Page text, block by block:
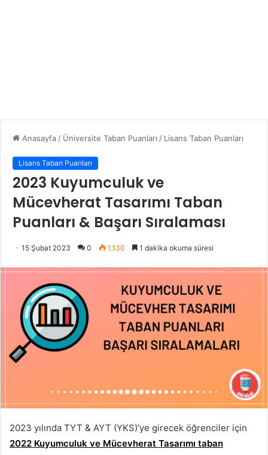
Anasayfa / Üniversite Taban Puanları / Lisans Taban Puanları
Lisans Taban Puanları
2023 Kuyumculuk ve
Mücevherat Tasarımı Taban
Puanları & Başarı Sıralaması
15 Şubat 2023 0 1.130 1 dakika okuma süresi
2023 yılında TYT & AYT (YKS)’ye girecek öğrenciler için
2022 Kuyumculuk ve Mücevherat Tasarımı taban